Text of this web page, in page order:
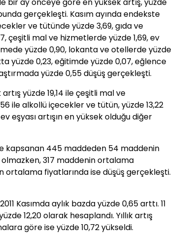
gerçekleşti. Kasım ayında endekste
ve tütünde yüzde 3,69, gıda ve
çeşitli mal ve hizmetlerde yüzde 1,69, ev
yüzde 0,90, lokanta ve otellerde yüzde
yüzde 0,23, eğitimde yüzde 0,07, eğlence
yüzde 0,55 düşüş gerçekleşti.
yüzde 19,14 ile çeşitli mal ve
ile alkollü içecekler ve tütün, yüzde 13,22
eşyası artışın en yüksek olduğu diğer
kapsanan 445 maddeden 54 maddenin
olmazken, 317 maddenin ortalama
ortalama fiyatlarında ise düşüş gerçekleşti.
Kasımda aylık bazda yüzde 0,65 arttı. 11
12,20 olarak hesaplandı. Yıllık artış
göre ise yüzde 10,72 yükseldi.